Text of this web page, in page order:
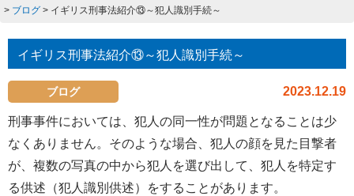
> ブログ > イギリス刑事法紹介⑬～犯人識別手続～
イギリス刑事法紹介⑬～犯人識別手続～
2023.12.19
ブログ
刑事事件においては、犯人の同一性が問題となることは少
なくありません。そのような場合、犯人の顔を見た目撃者
が、複数の写真の中から犯人を選び出して、犯人を特定す
る供述（犯人識別供述）をすることがあります。